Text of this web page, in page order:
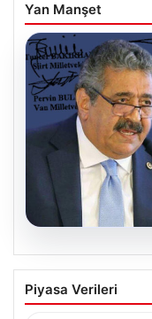
Yan Manşet
06.08.2026
MHP’li Feti
İçin Çerçeve
Piyasa Verileri